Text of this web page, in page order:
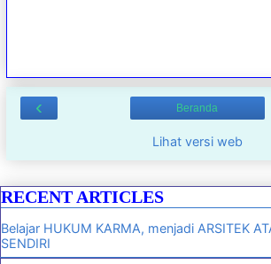
‹ Beranda
Lihat versi web
RECENT ARTICLES
Belajar HUKUM KARMA, menjadi ARSITEK
SENDIRI